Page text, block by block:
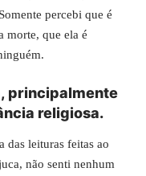
percebi que é
morte, que ela é
principalmente
religiosa.
das leituras feitas ao
não senti nenhum